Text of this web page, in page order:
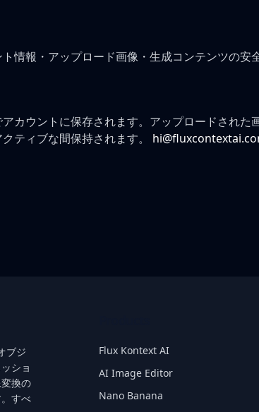
情報・アップロード画像・生成コンテンツの
カウントに保存されます。アップロードされ
ティブな間保持されます。
ブジ
ショ
換の
すべ
Flux Kontext AI
AI Image Editor
Nano Banana